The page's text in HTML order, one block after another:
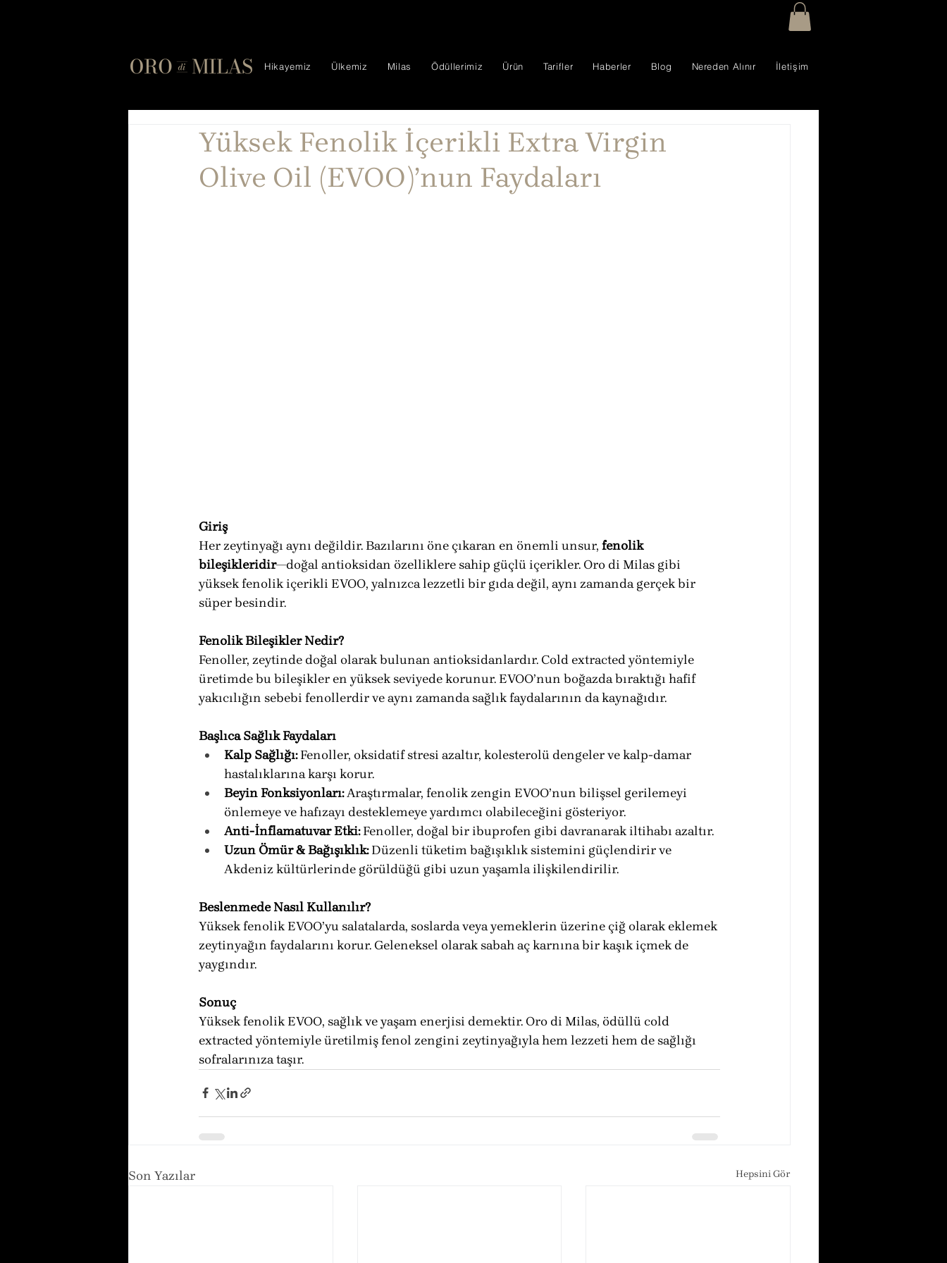
Hikayemiz Ülkemiz Milas Ödüllerimiz Ürün Tarifler Haberler Blog Nereden Alınır İletişim
Yüksek Fenolik İçerikli Extra Virgin
Olive Oil (EVOO)’nun Faydaları
Giriş
Her zeytinyağı aynı değildir. Bazılarını öne çıkaran en önemli unsur, fenolik
bileşikleridir—doğal antioksidan özelliklere sahip güçlü içerikler. Oro di Milas gibi
yüksek fenolik içerikli EVOO, yalnızca lezzetli bir gıda değil, aynı zamanda gerçek bir
süper besindir.
Fenolik Bileşikler Nedir?
Fenoller, zeytinde doğal olarak bulunan antioksidanlardır. Cold extracted yöntemiyle
üretimde bu bileşikler en yüksek seviyede korunur. EVOO’nun boğazda bıraktığı hafif
yakıcılığın sebebi fenollerdir ve aynı zamanda sağlık faydalarının da kaynağıdır.
Başlıca Sağlık Faydaları
Kalp Sağlığı: Fenoller, oksidatif stresi azaltır, kolesterolü dengeler ve kalp-damar
hastalıklarına karşı korur.
Beyin Fonksiyonları: Araştırmalar, fenolik zengin EVOO’nun bilişsel gerilemeyi
önlemeye ve hafızayı desteklemeye yardımcı olabileceğini gösteriyor.
Anti-İnflamatuvar Etki: Fenoller, doğal bir ibuprofen gibi davranarak iltihabı azaltır.
Uzun Ömür & Bağışıklık: Düzenli tüketim bağışıklık sistemini güçlendirir ve
Akdeniz kültürlerinde görüldüğü gibi uzun yaşamla ilişkilendirilir.
Beslenmede Nasıl Kullanılır?
Yüksek fenolik EVOO’yu salatalarda, soslarda veya yemeklerin üzerine çiğ olarak eklemek
zeytinyağın faydalarını korur. Geleneksel olarak sabah aç karnına bir kaşık içmek de
yaygındır.
Sonuç
Yüksek fenolik EVOO, sağlık ve yaşam enerjisi demektir. Oro di Milas, ödüllü cold
extracted yöntemiyle üretilmiş fenol zengini zeytinyağıyla hem lezzeti hem de sağlığı
sofralarınıza taşır.
Son Yazılar Hepsini Gör